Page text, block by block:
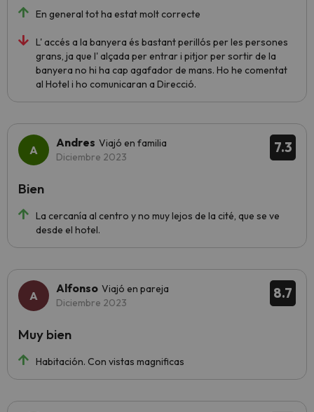
En general tot ha estat molt correcte
L' accés a la banyera és bastant perillós per les persones
grans, ja que l' alçada per entrar i pitjor per sortir de la
banyera no hi ha cap agafador de mans. Ho he comentat
al Hotel i ho comunicaran a Direcció.
7.3
Andres Viajó en familia
Diciembre 2023
La cercanía al centro y no muy lejos de la cité, que se ve
desde el hotel.
Bien
8.7
Alfonso Viajó en pareja
Diciembre 2023
Habitación. Con vistas magnificas
Muy bien